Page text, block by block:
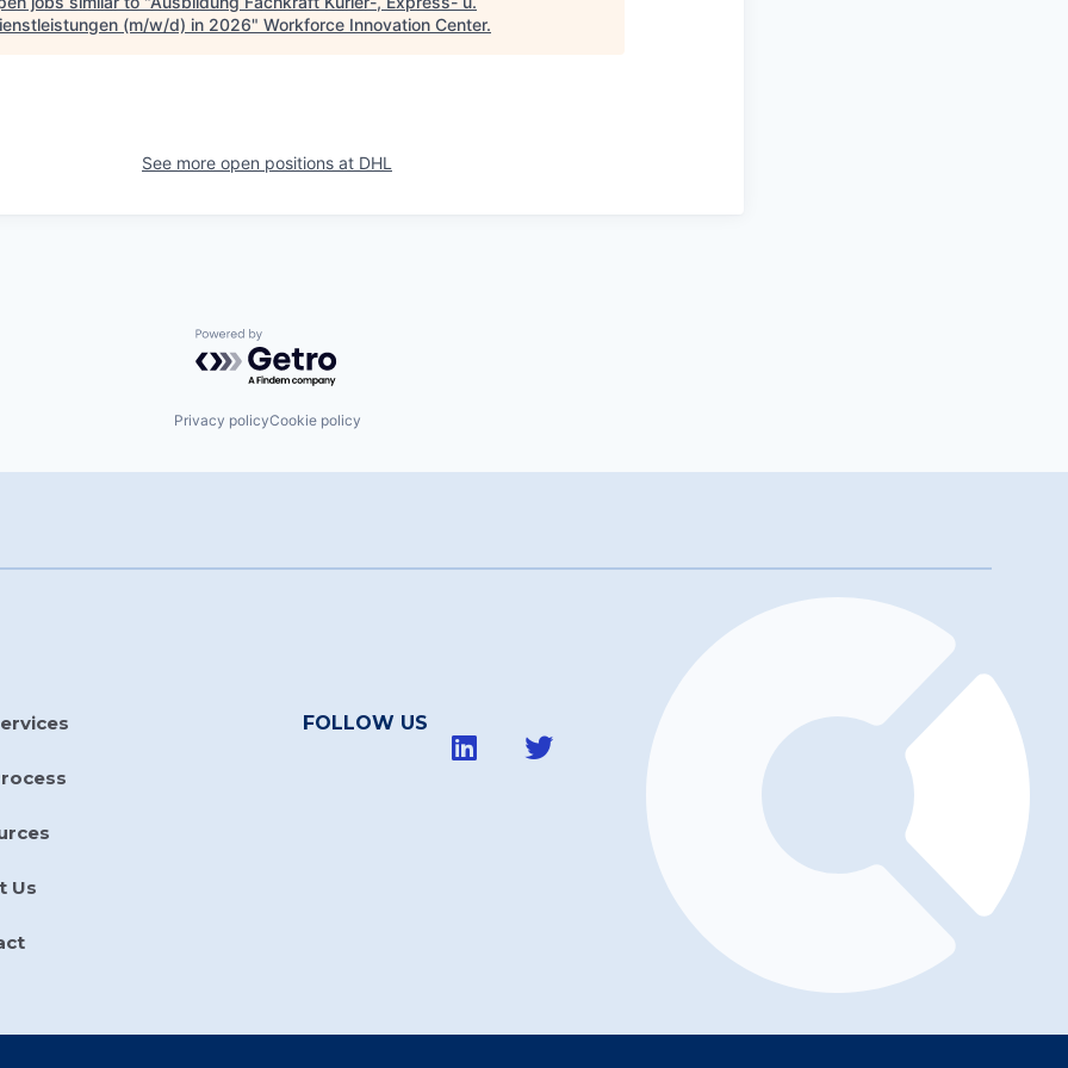
(m/w/d) in 2026" Workforce Innovation Center.
See more open positions at DHL
Powered by Getro.com
Privacy policyCookie policy
Us
FOLLOW US